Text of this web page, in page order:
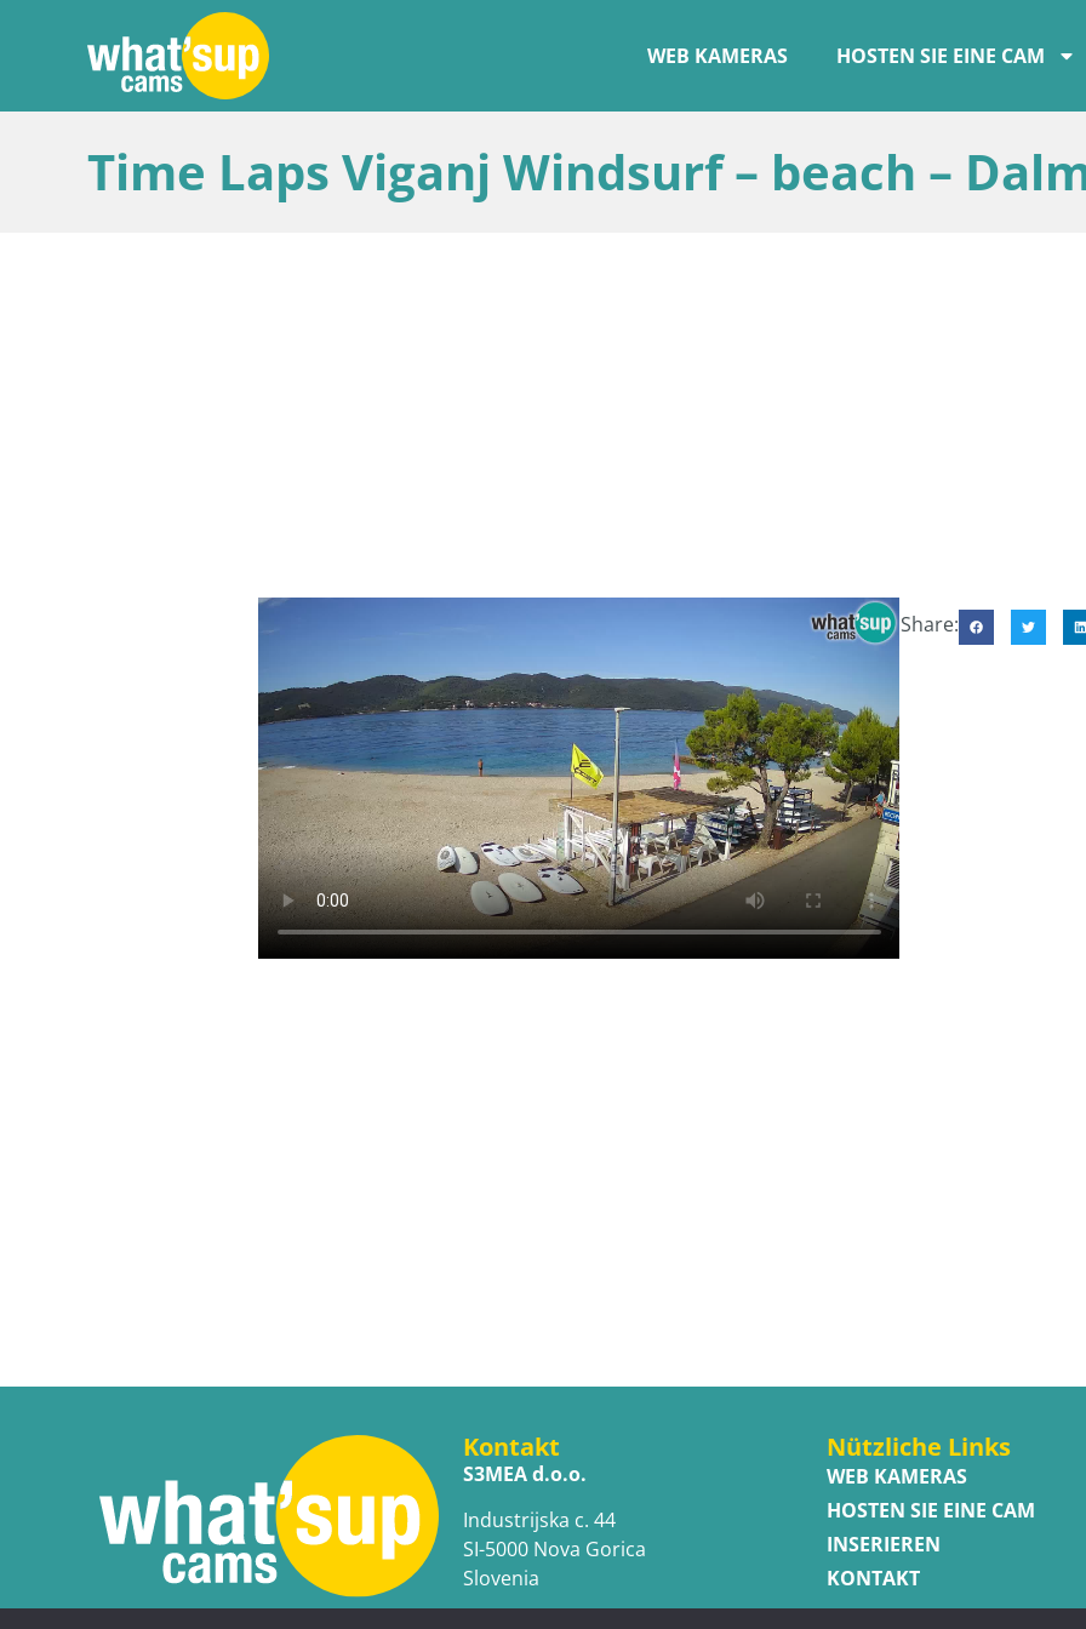
WEB KAMERAS HOSTEN SIE EINE CAM
Time Laps Viganj Windsurf – beach –
Share:
Kontakt
S3MEA d.o.o.
Industrijska c. 44
SI-5000 Nova Gorica
Slovenia
Nützliche Links
WEB KAMERAS
HOSTEN SIE EINE CAM
INSERIEREN
KONTAKT